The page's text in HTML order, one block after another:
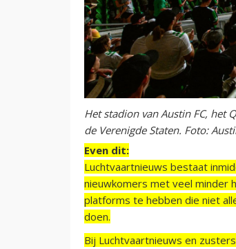
Het stadion van Austin FC, het
de Verenigde Staten. Foto:
Even dit:
Luchtvaartnieuws bestaat
nieuwkomers met veel minder
platforms te hebben die niet
doen.
Bij Luchtvaartnieuws en